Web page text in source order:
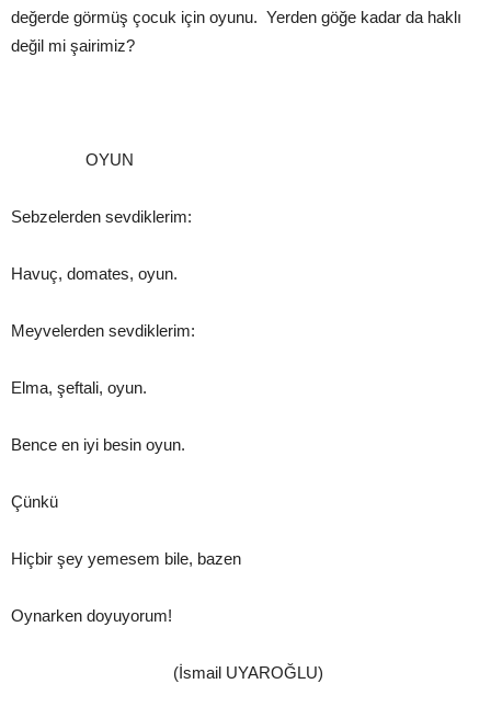
değerde görmüş çocuk için oyunu. Yerden göğe kadar da haklı
değil mi şairimiz?
OYUN
Sebzelerden sevdiklerim:
Havuç, domates, oyun.
Meyvelerden sevdiklerim:
Elma, şeftali, oyun.
Bence en iyi besin oyun.
Çünkü
Hiçbir şey yemesem bile, bazen
Oynarken doyuyorum!
(İsmail UYAROĞLU)